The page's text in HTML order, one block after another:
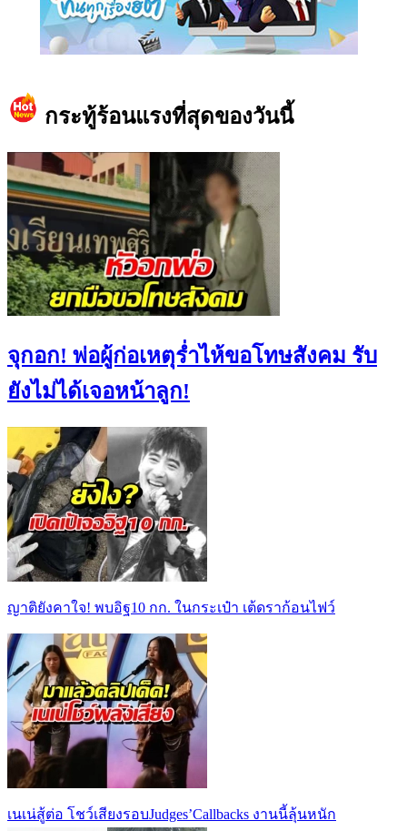
กระทู้ร้อนแรงที่สุดของวันนี้
จุกอก! พ่อผู้ก่อเหตุร่ำไห้ขอโทษสังคม รับ
ยังไม่ได้เจอหน้าลูก!
ญาติยังคาใจ! พบอิฐ10 กก. ในกระเป๋า เต้ดราก้อนไฟว์
เนเน่สู้ต่อ โชว์เสียงรอบJudges’Callbacks งานนี้ลุ้นหนัก